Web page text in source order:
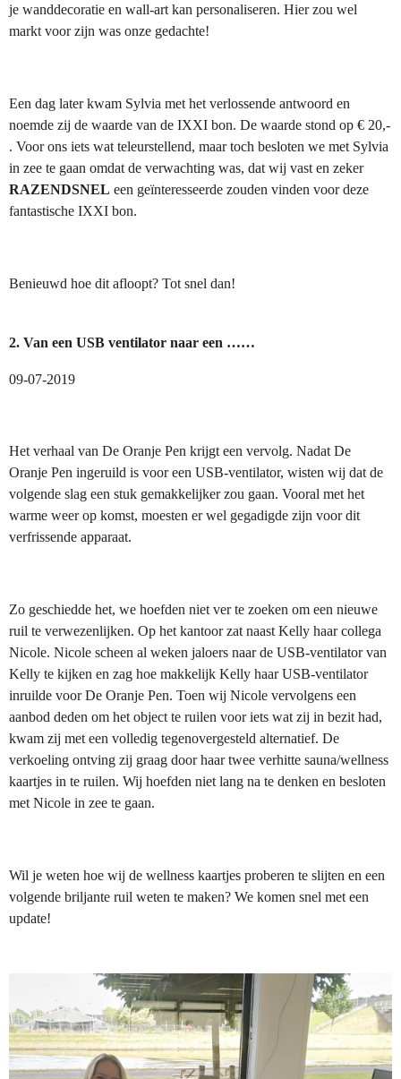
je wanddecoratie en wall-art kan personaliseren. Hier zou wel
markt voor zijn was onze gedachte!
Een dag later kwam Sylvia met het verlossende antwoord en
noemde zij de waarde van de IXXI bon. De waarde stond op € 20,-
. Voor ons iets wat teleurstellend, maar toch besloten we met Sylvia
in zee te gaan omdat de verwachting was, dat wij vast en zeker
RAZENDSNEL een geïnteresseerde zouden vinden voor deze
fantastische IXXI bon.
Benieuwd hoe dit afloopt? Tot snel dan!
2. Van een USB ventilator naar een ……
09-07-2019
Het verhaal van De Oranje Pen krijgt een vervolg. Nadat De
Oranje Pen ingeruild is voor een USB-ventilator, wisten wij dat de
volgende slag een stuk gemakkelijker zou gaan. Vooral met het
warme weer op komst, moesten er wel gegadigde zijn voor dit
verfrissende apparaat.
Zo geschiedde het, we hoefden niet ver te zoeken om een nieuwe
ruil te verwezenlijken. Op het kantoor zat naast Kelly haar collega
Nicole. Nicole scheen al weken jaloers naar de USB-ventilator van
Kelly te kijken en zag hoe makkelijk Kelly haar USB-ventilator
inruilde voor De Oranje Pen. Toen wij Nicole vervolgens een
aanbod deden om het object te ruilen voor iets wat zij in bezit had,
kwam zij met een volledig tegenovergesteld alternatief. De
verkoeling ontving zij graag door haar twee verhitte sauna/wellness
kaartjes in te ruilen. Wij hoefden niet lang na te denken en besloten
met Nicole in zee te gaan.
Wil je weten hoe wij de wellness kaartjes proberen te slijten en een
volgende briljante ruil weten te maken? We komen snel met een
update!